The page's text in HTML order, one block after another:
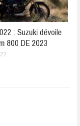
: Suzuki dévoile
800 DE 2023